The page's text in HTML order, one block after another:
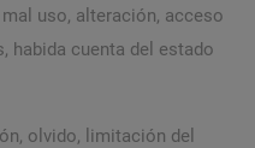
uso, alteración, acceso
habida cuenta del estado
olvido, limitación del